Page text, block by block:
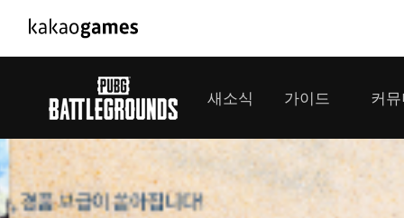
PC/모바일게임
도깨비의세계
오딘: 발할라 라이징
아키에이지 워
배틀그라
패스 오브
패스 오브
새소식
공지사항
GM소식
가이드
게임 가이드
커
플레이
미디